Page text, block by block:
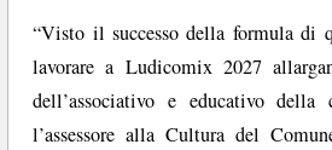
“Visto il successo della formula di
lavorare a Ludicomix 2027
dell’associativo e educativo
l’assessore alla Cultura del